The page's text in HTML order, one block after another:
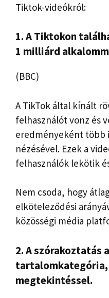
Tiktok-videókról:
1. A Tiktokon
1 milliárd
(BBC)
A TikTok által kínált
felhasználót vonz és
eredményeként
nézésével. Ezek a
felhasználók lekötik
Nem csoda, hogy
elköteleződési
közösségi média
2. A szórakoztatás
tartalomkategória,
megtekintéssel.